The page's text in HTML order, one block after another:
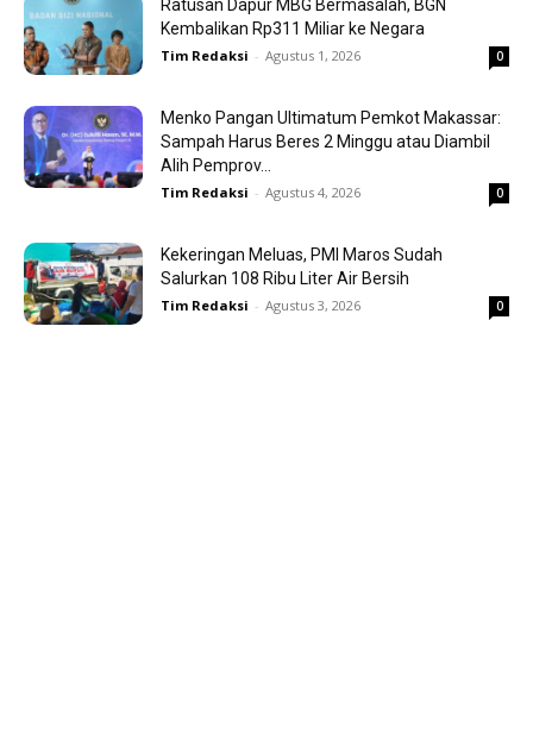
Ratusan Dapur MBG Bermasalah, BGN
Kembalikan Rp311 Miliar ke Negara
Tim Redaksi - Agustus 1, 2026 0
Menko Pangan Ultimatum Pemkot Makassar:
Sampah Harus Beres 2 Minggu atau Diambil
Alih Pemprov...
Tim Redaksi - Agustus 4, 2026 0
Kekeringan Meluas, PMI Maros Sudah
Salurkan 108 Ribu Liter Air Bersih
Tim Redaksi - Agustus 3, 2026 0